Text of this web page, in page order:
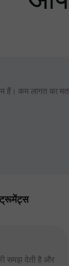
हैं। कम लागत का
समझ देती है और